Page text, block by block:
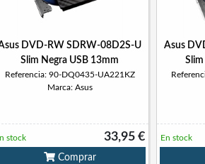
DVD-RW SDRW-08D2S-U
Slim Negra USB 13mm
Referencia: 90-DQ0435-UA221KZ
Marca: Asus
33,95 €
stock
Comprar
Asus
En stock